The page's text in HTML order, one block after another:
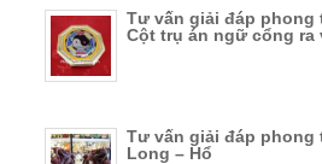
Tư vấn giải đáp phong
Cột trụ án ngữ cổng ra
Tư vấn giải đáp phong
Long – Hổ